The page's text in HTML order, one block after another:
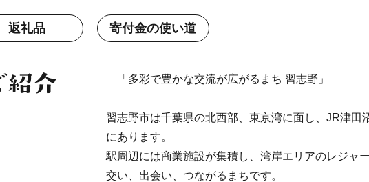
返礼品 寄付金の使い道
「多彩で豊かな交流が広がるまち 習志野」
習志野市は千葉県の北西部、東京湾に面し、JR津
にあります。
駅周辺には商業施設が集積し、湾岸エリアのレジャ
交い、出会い、つながるまちです。